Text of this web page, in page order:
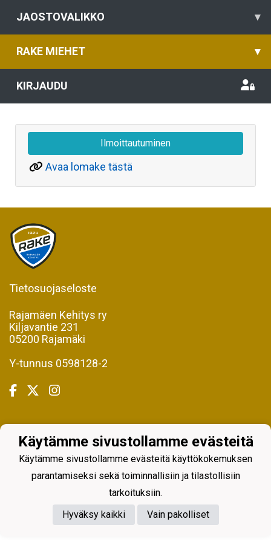
JAOSTOVALIKKO ▾
RAKE MIEHET ▾
KIRJAUDU
Ilmoittautuminen
Avaa lomake tästä
Tietosuojaseloste
Rajamäen Kehitys ry
Kiljavantie 231
05200 Rajamäki
Y-tunnus 0598128-2
Powered by
Käytämme sivustollamme evästeitä
Käytämme sivustollamme evästeitä käyttökokemuksen
parantamiseksi sekä toiminnallisiin ja tilastollisiin
tarkoituksiin.
Hyväksy kaikki
Vain pakolliset